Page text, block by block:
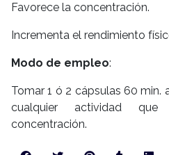
Favorece la concentración.
Incrementa el rendimiento
Modo de empleo:
Tomar 1 ó 2 cápsulas 60 min.
cualquier actividad
concentración.